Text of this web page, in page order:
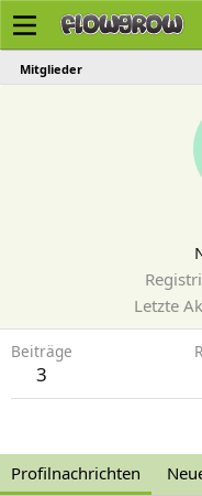
Mitglieder
Letzte
Beiträge
3
Profilnachrichten